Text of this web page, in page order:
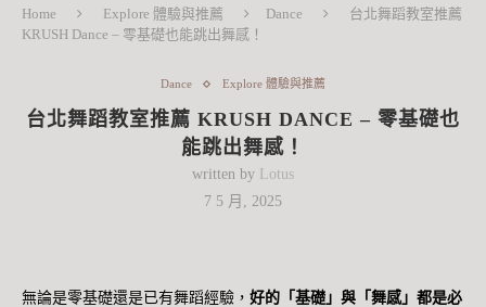
Home Explore 體驗與推薦 Dance
台北舞蹈教室推薦
KRUSH Dance – 零基礎也能跳出舞感！
Dance Explore 體驗與推薦
台北舞蹈教室推薦 KRUSH DANCE – 零基礎也
能跳出舞感！
written by Lotus
7 5 月, 2025
無論是零基礎還是已有舞蹈經驗， 好的「基礎」與「舞感」都是必